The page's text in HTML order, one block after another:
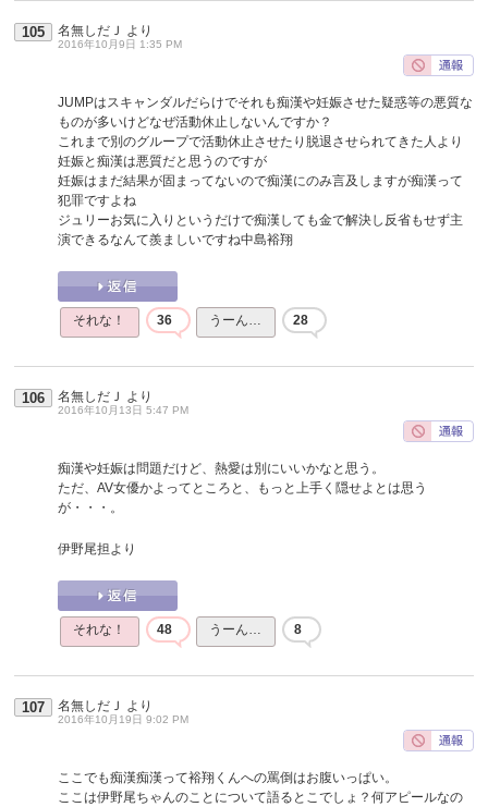
105 名無しだＪ より
2016年10月9日 1:35 PM
JUMPはスキャンダルだらけでそれも痴漢や妊娠させた疑惑等の悪質な
ものが多いけどなぜ活動休止しないんですか？
これまで別のグループで活動休止させたり脱退させられてきた人より
妊娠と痴漢は悪質だと思うのですが
妊娠はまだ結果が固まってないので痴漢にのみ言及しますが痴漢って
犯罪ですよね
ジュリーお気に入りというだけで痴漢しても金で解決し反省もせず主
演できるなんて羨ましいですね中島裕翔
それな！ 36 うーん… 28
106 名無しだＪ より
2016年10月13日 5:47 PM
痴漢や妊娠は問題だけど、熱愛は別にいいかなと思う。
ただ、AV女優かよってところと、もっと上手く隠せよとは思う
が・・・。
伊野尾担より
それな！ 48 うーん… 8
107 名無しだＪ より
2016年10月19日 9:02 PM
ここでも痴漢痴漢って裕翔くんへの罵倒はお腹いっぱい。
ここは伊野尾ちゃんのことについて語るとこでしょ？何アピールなの